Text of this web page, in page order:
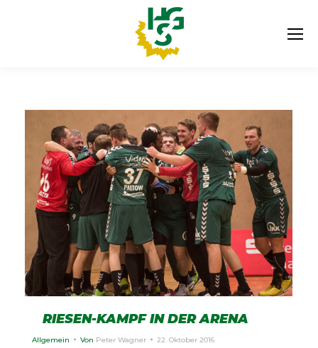
RIESEN-KAMPF IN DER ARENA
Allgemein Von Peter Wagner 22. Oktober 2016